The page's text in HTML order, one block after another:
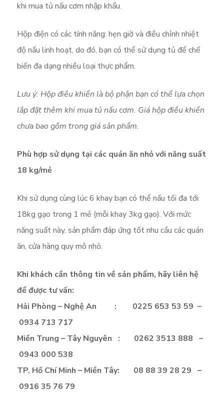
khi mua tủ nấu cơm nhập khẩu.
Hộp điện có các tính năng: hẹn giờ và điều chỉnh nhiệt
độ nấu linh hoạt, do đó, bạn có thể sử dụng tủ để chế
biến đa dạng nhiều loại thực phẩm.
Lưu ý: Hộp điều khiển là bộ phận bạn có thể lựa chọn
lắp đặt thêm khi mua tủ nấu cơm. Giá hộp điều khiển
chưa bao gồm trong giá sản phẩm.
Phù hợp sử dụng tại các quán ăn nhỏ với năng suất
18 kg/mẻ
Khi sử dụng cùng lúc 6 khay bạn có thể nấu tối đa tới
18kg gạo trong 1 mẻ (mỗi khay 3kg gạo). Với mức
năng suất này, sản phẩm đáp ứng tốt nhu cầu các quán
ăn, cửa hàng quy mô nhỏ.
Khi khách cần thông tin về sản phẩm, hãy liên hệ
để được tư vấn:
Hải Phòng – Nghệ An : 0225 653 53 59 –
0934 713 717
Miền Trung – Tây Nguyên : 0262 3513 888 –
0943 000 538
TP. Hồ Chí Minh – Miền Tây: 08 88 39 28 29 –
0916 35 76 79